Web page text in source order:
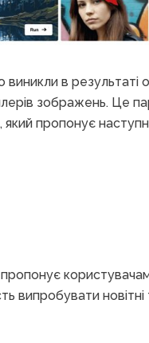
виникли в результаті
зображень. Це
пропонує наступні
новітні